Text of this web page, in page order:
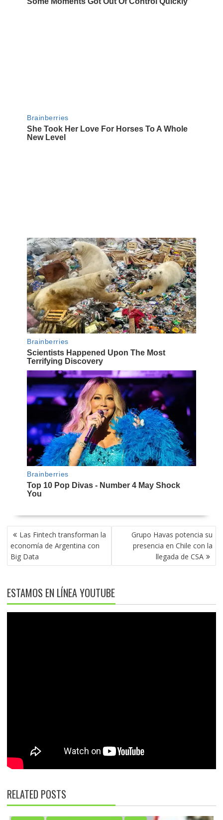
NAVEGACIÓN
DE
ENTRADAS
Las Fintech transforman la
economía de Argentina con
Big Data
Grupo Havas potencia su
presencia en Chile con la
llegada de CSA
ESTAMOS EN LÍNEA YOUTUBE
RELATED POSTS